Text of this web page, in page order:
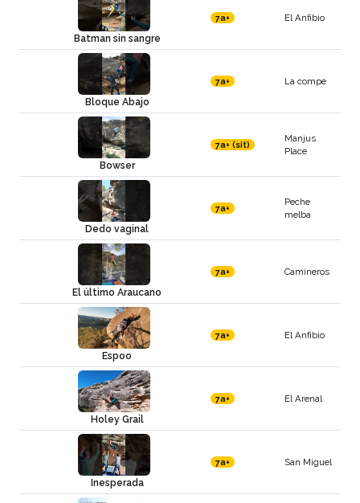
Batman sin sangre
7a+ El Anfibio
Bloque Abajo
7a+ La compe
Bowser
7a+ (sit)
Manjus
Place
Dedo vaginal
7a+
Peche
melba
El último Araucano
7a+ Camineros
Espoo
7a+ El Anfibio
Holey Grail
7a+ El Arenal
Inesperada
7a+ San Miguel